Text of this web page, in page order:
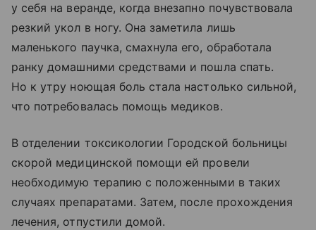
у себя на веранде, когда внезапно почувствовала
резкий укол в ногу. Она заметила лишь
маленького паучка, смахнула его, обработала
ранку домашними средствами и пошла спать.
Но к утру ноющая боль стала настолько сильной,
что потребовалась помощь медиков.
В отделении токсикологии Городской больницы
скорой медицинской помощи ей провели
необходимую терапию с положенными в таких
случаях препаратами. Затем, после прохождения
лечения, отпустили домой.